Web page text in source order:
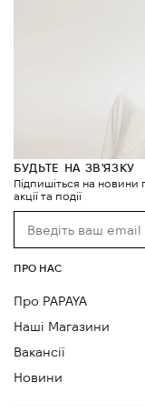
БУДЬТЕ НА ЗВ'ЯЗКУ
Підпишіться на новини
акції та події
ПРО НАС
Про PAPAYA
Наші Магазини
Вакансії
Новини